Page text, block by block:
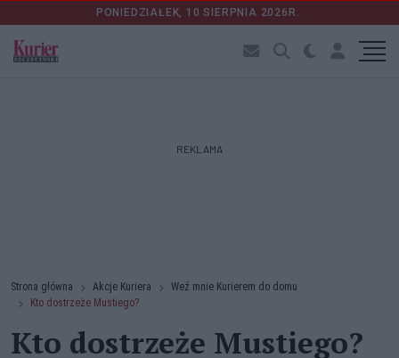
PONIEDZIAŁEK, 10 SIERPNIA 2026R.
REKLAMA
Strona główna Akcje Kuriera
Weź mnie Kurierem do domu
Kto dostrzeże Mustiego?
Kto dostrzeże Mustiego?